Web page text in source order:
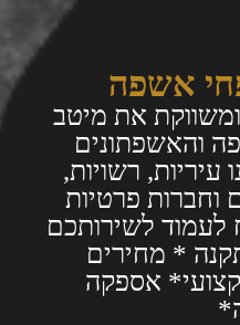
אשפה
את מיטב
והאשפתונים
עיריות, רשויות,
וחברות פרטיות
לשירותכם
* מחירים
אספקה